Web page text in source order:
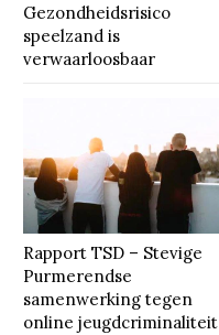
Gezondheidsrisico
speelzand is
verwaarloosbaar
Rapport TSD – Stevige
Purmerendse
samenwerking tegen
online jeugdcriminaliteit